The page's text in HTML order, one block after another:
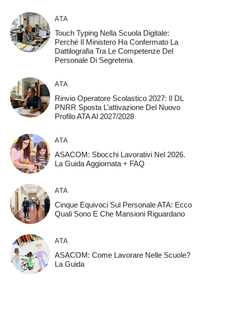
ATA
Touch Typing Nella Scuola Digitale:
Perché Il Ministero Ha Confermato La
Dattilografia Tra Le Competenze Del
Personale Di Segreteria
ATA
Rinvio Operatore Scolastico 2027: Il DL
PNRR Sposta L’attivazione Del Nuovo
Profilo ATA Al 2027/2028
ATA
ASACOM: Sbocchi Lavorativi Nel 2026.
La Guida Aggiornata + FAQ
ATA
Cinque Equivoci Sul Personale ATA: Ecco
Quali Sono E Che Mansioni Riguardano
ATA
ASACOM: Come Lavorare Nelle Scuole?
La Guida